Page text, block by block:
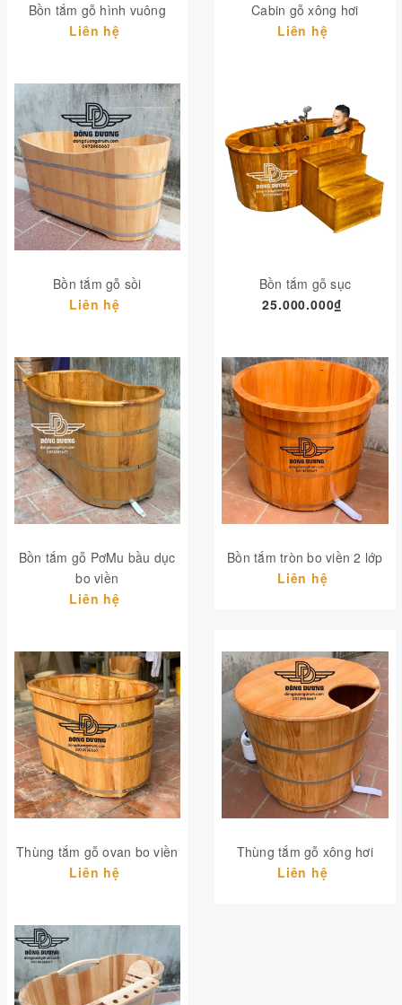
Bồn tắm gỗ hình vuông
Liên hệ
Cabin gỗ xông hơi
Liên hệ
Bồn tắm gỗ sồi
Liên hệ
Bồn tắm gỗ sục
25.000.000₫
Bồn tắm gỗ PơMu bầu dục
bo viền
Liên hệ
Bồn tắm tròn bo viền 2 lớp
Liên hệ
Thùng tắm gỗ ovan bo viền
Liên hệ
Thùng tắm gỗ xông hơi
Liên hệ